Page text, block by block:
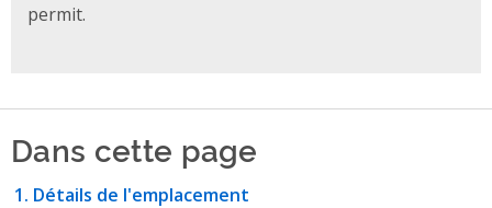
permit.
Dans cette page
Détails de l'emplacement